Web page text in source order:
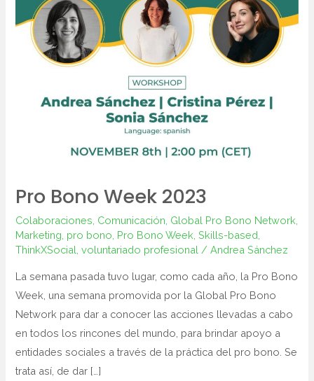
Pro Bono Week 2023
Colaboraciones Comunicación Global Pro Bono Network
Marketing pro bono Pro Bono Week ,Skills-based
ThinkXSocial ,voluntariado profesional /Andrea Sánchez
La semana pasada tuvo lugar, como cada año, la Pro Bono
Week, una semana promovida por la Global Pro Bono
Network para dar a conocer las acciones llevadas a cabo
en todos los rincones del mundo, para brindar apoyo a
entidades sociales a través de la práctica del pro bono. Se
trata así, de dar […]